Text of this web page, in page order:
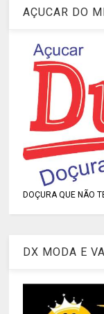
AÇUCAR DO
DOÇURA QUE NÃO
DX MODA E